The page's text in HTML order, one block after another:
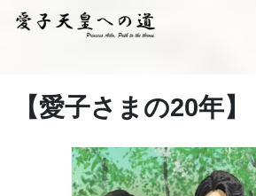
【愛子さまの20年】